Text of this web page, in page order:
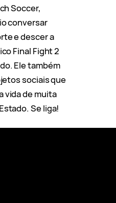
Soccer,
conversar
e descer a
Final Fight 2
Ele também
sociais que
vida de muita
Se liga!